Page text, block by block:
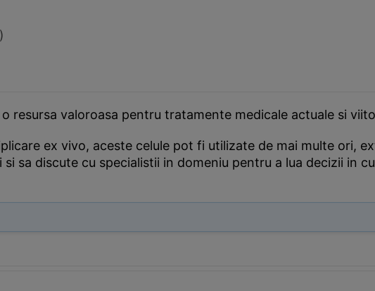
resursa valoroasa pentru tratamente medicale actuale si
ex vivo, aceste celule pot fi utilizate de mai multe ori,
sa discute cu specialistii in domeniu pentru a lua decizii in